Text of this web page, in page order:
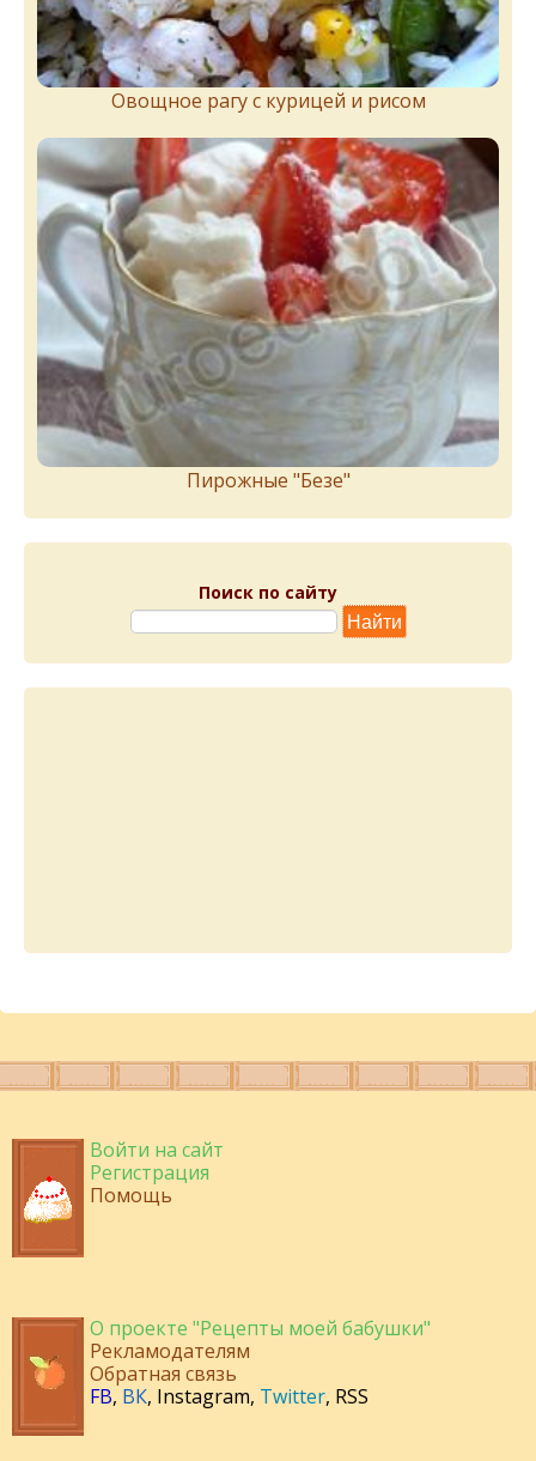
Овощное рагу с курицей и рисом
Пирожныe "Бeзe"
Поиск по сайту
Войти на сайт
Регистрация
Помощь
О проекте "Рецепты моей бабушки"
Рекламодателям
Обратная связь
FB, ВК, Instagram, Twitter, RSS